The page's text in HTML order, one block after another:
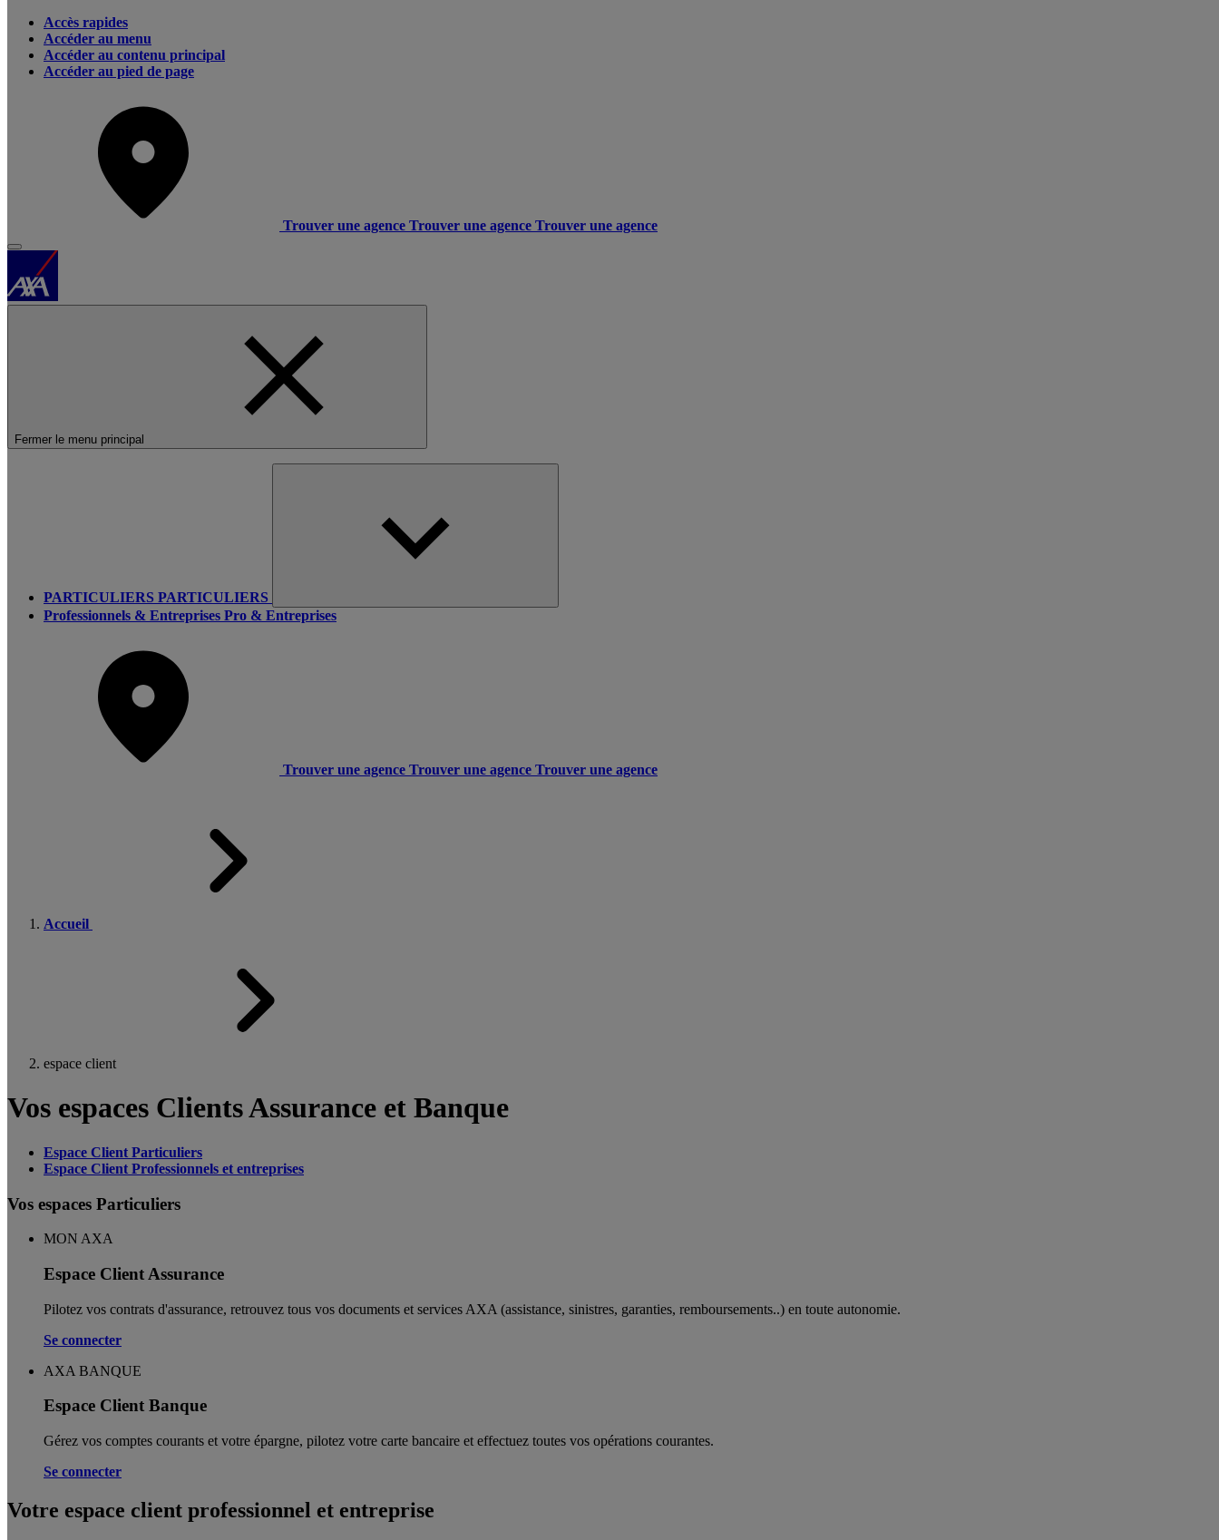
Accès rapides
Accéder au menu
Accéder au contenu principal
Accéder au pied de page
Trouver une agence Trouver une agence Trouver une agence
Fermer le menu principal
PARTICULIERS PARTICULIERS
Professionnels & Entreprises Pro & Entreprises
Trouver une agence Trouver une agence Trouver une agence
Accueil
espace client
Vos espaces Clients Assurance et Banque
Espace Client Particuliers
Espace Client Professionnels et entreprises
Vos espaces Particuliers
MON AXA
Espace Client Assurance
Pilotez vos contrats d'assurance, retrouvez tous vos documents et services AXA (assistance, sinistres, garanties, remboursements..) en toute autonomie. ​
Se connecter
AXA BANQUE
Espace Client Banque
Gérez vos comptes courants et votre épargne, pilotez votre carte bancaire et effectuez toutes vos opérations courantes.
Se connecter
Votre espace client professionnel et entreprise